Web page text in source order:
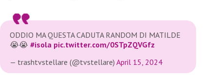
ODDIO MA QUESTA CADUTA RANDOM DI MATILDE
😭😭 #isola pic.twitter.com/0STpZQVGfz
— trashtvstellare (@tvstellare) April 15, 2024